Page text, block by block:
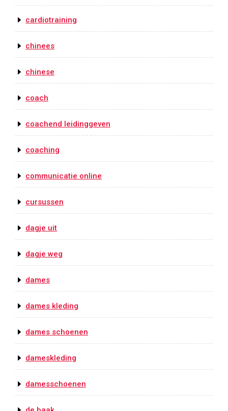
cardiotraining
chinees
chinese
coach
coachend leidinggeven
coaching
communicatie online
cursussen
dagje uit
dagje weg
dames
dames kleding
dames schoenen
dameskleding
damesschoenen